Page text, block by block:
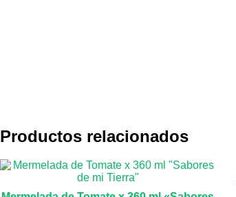
Productos relacionados